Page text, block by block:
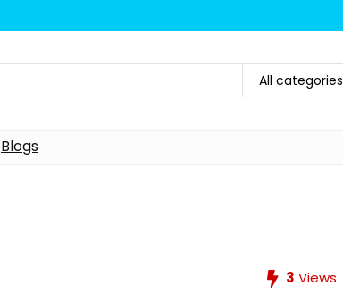
All categories
Blogs
3 Views